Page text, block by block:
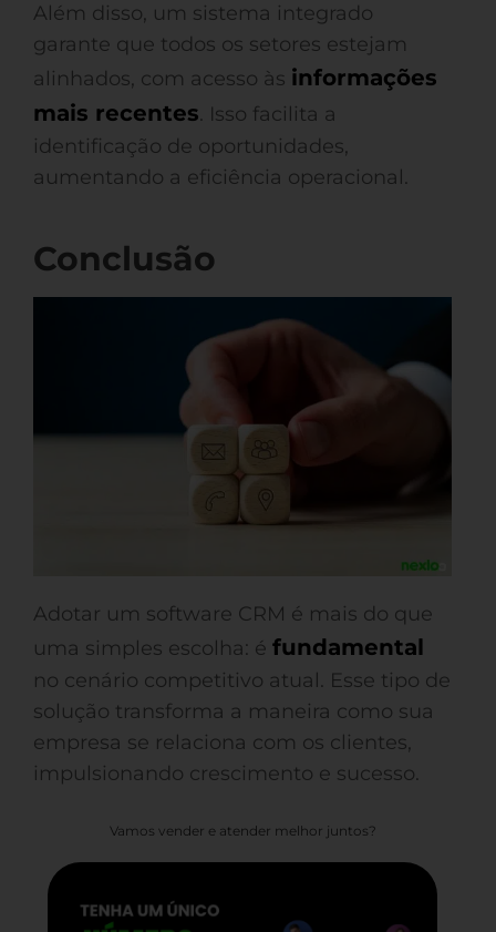
Além disso, um sistema integrado
garante que todos os setores estejam
alinhados, com acesso às informações
mais recentes. Isso facilita a
identificação de oportunidades,
aumentando a eficiência operacional.
Conclusão
Adotar um software CRM é mais do que
uma simples escolha: é fundamental
no cenário competitivo atual. Esse tipo de
solução transforma a maneira como sua
empresa se relaciona com os clientes,
impulsionando crescimento e sucesso.
Vamos vender e atender melhor juntos?